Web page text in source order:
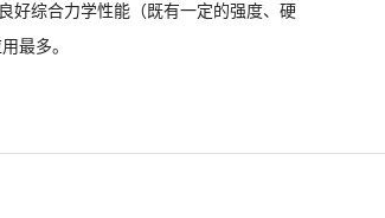
好综合力学性能（既有一定的强度、硬
最多。